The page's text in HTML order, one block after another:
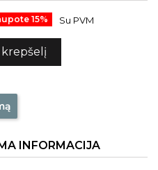
15% Su PVM
krepšelį
INFORMACIJA